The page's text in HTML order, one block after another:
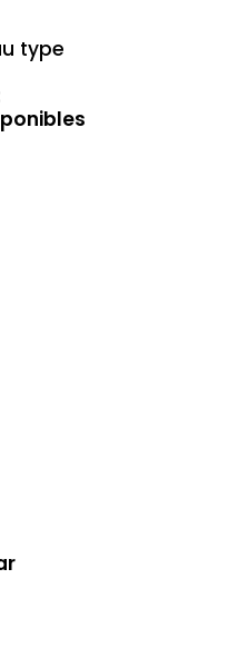
type